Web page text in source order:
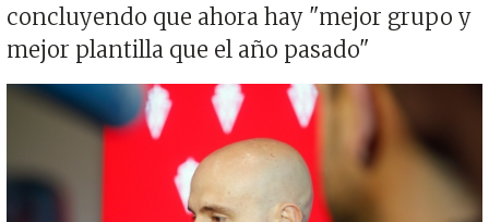
concluyendo que ahora hay "mejor grupo y
mejor plantilla que el año pasado"
Imagen